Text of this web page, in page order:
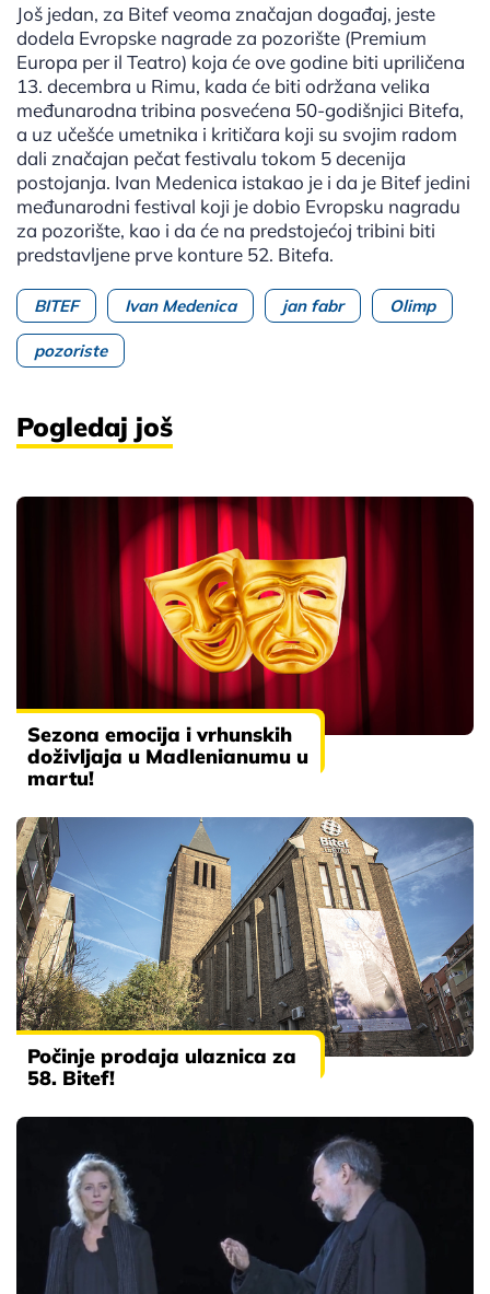
Još jedan, za Bitef veoma značajan događaj, jeste
dodela Evropske nagrade za pozorište (Premium
Europa per il Teatro) koja će ove godine biti upriličena
13. decembra u Rimu, kada će biti održana velika
međunarodna tribina posvećena 50-godišnjici Bitefa,
a uz učešće umetnika i kritičara koji su svojim radom
dali značajan pečat festivalu tokom 5 decenija
postojanja. Ivan Medenica istakao je i da je Bitef jedini
međunarodni festival koji je dobio Evropsku nagradu
za pozorište, kao i da će na predstojećoj tribini biti
predstavljene prve konture 52. Bitefa.
BITEF Ivan Medenica jan fabr Olimp
pozoriste
Pogledaj još
Sezona emocija i vrhunskih
doživljaja u Madlenianumu u
martu!
Počinje prodaja ulaznica za
58. Bitef!